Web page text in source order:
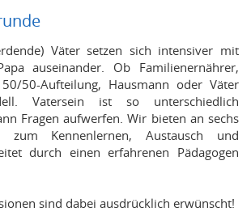
Väter setzen sich intensiver mit
auseinander. Ob Familienernährer,
50/50-Aufteilung, Hausmann oder Väter
Vatersein ist so unterschiedlich
Fragen aufwerfen. Wir bieten an sechs
zum Kennenlernen, Austausch und
durch einen erfahrenen Pädagogen
sind dabei ausdrücklich erwünscht!